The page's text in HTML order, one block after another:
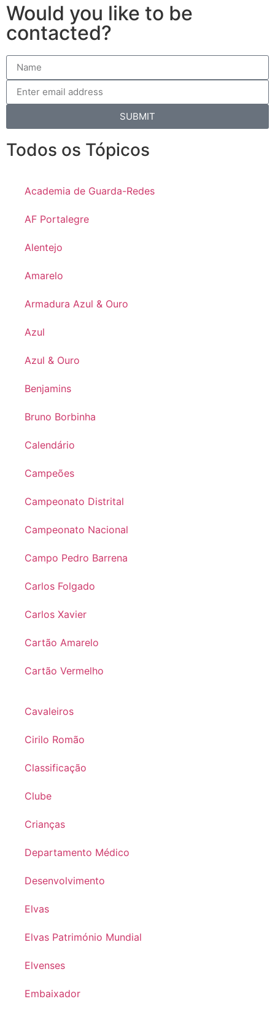
Would you like to be
contacted?
SUBMIT
Todos os Tópicos
Academia de Guarda-Redes
AF Portalegre
Alentejo
Amarelo
Armadura Azul & Ouro
Azul
Azul & Ouro
Benjamins
Bruno Borbinha
Calendário
Campeões
Campeonato Distrital
Campeonato Nacional
Campo Pedro Barrena
Carlos Folgado
Carlos Xavier
Cartão Amarelo
Cartão Vermelho
Cavaleiros
Cirilo Romão
Classificação
Clube
Crianças
Departamento Médico
Desenvolvimento
Elvas
Elvas Património Mundial
Elvenses
Embaixador